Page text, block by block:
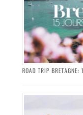
ROAD TRIP BRETAGNE: